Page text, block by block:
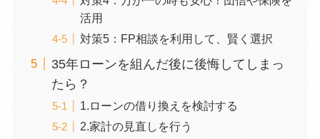
活用
対策5：FP相談を利用して、賢く選択
35年ローンを組んだ後に後悔してしまっ
たら？
1.ローンの借り換えを検討する
2.家計の見直しを行う